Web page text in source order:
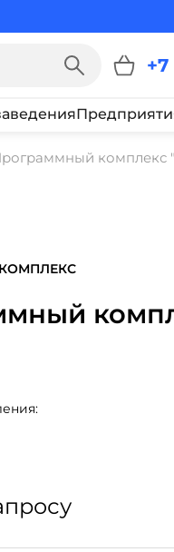
+7
комплекс